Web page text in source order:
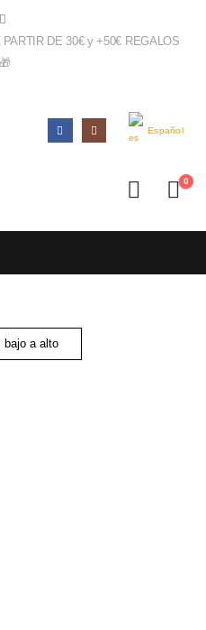
DE 30€ y +50€ REGALOS
🎁
Español
0